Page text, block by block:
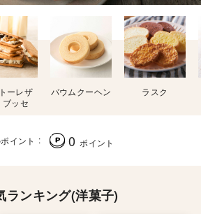
ーレザ
ブッセ
バウムクーヘン ラスク
イント 0 ポイント
ランキング(洋菓子)